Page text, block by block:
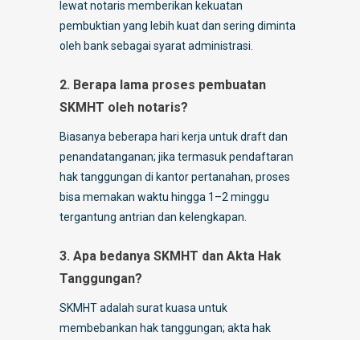
lewat notaris memberikan kekuatan
pembuktian yang lebih kuat dan sering diminta
oleh bank sebagai syarat administrasi.
2. Berapa lama proses pembuatan
SKMHT oleh notaris?
Biasanya beberapa hari kerja untuk draft dan
penandatanganan; jika termasuk pendaftaran
hak tanggungan di kantor pertanahan, proses
bisa memakan waktu hingga 1–2 minggu
tergantung antrian dan kelengkapan.
3. Apa bedanya SKMHT dan Akta Hak
Tanggungan?
SKMHT adalah surat kuasa untuk
membebankan hak tanggungan; akta hak